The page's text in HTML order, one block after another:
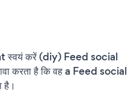
स्वयं करें (diy) Feed social
करता है कि वह a Feed social
है।